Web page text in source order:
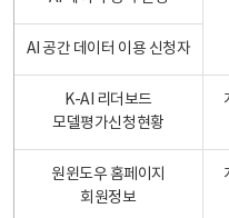
AI 공간 데이터 이용 신청자
K-AI 리더보드
모델평가신청현황
원윈도우 홈페이지
회원정보